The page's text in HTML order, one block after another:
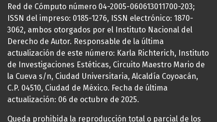
Red de Cómputo número 04-2005-060613011700-203;
ISSN del impreso: 0185-1276, ISSN electrónico: 1870-
3062, ambos otorgados por el Instituto Nacional del
Derecho de Autor. Responsable de la última
actualización de este número: Karla Richterich, Instituto
de Investigaciones Estéticas, Circuito Maestro Mario de
la Cueva s/n, Ciudad Universitaria, Alcaldía Coyoacán,
C.P. 04510, Ciudad de México. Fecha de última
actualización: 06 de octubre de 2025.
Queda prohibida la reproducción total o parcial de los